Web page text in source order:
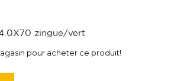
zingue/vert
pour acheter ce produit!